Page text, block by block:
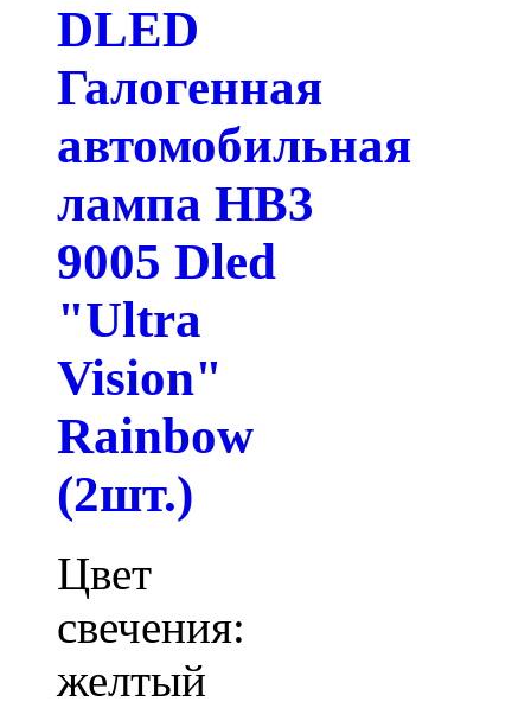
DLED
Галогенная
автомобильная
лампа HB3
9005 Dled
"Ultra
Vision"
Rainbow
(2шт.)
Цвет
свечения:
желтый